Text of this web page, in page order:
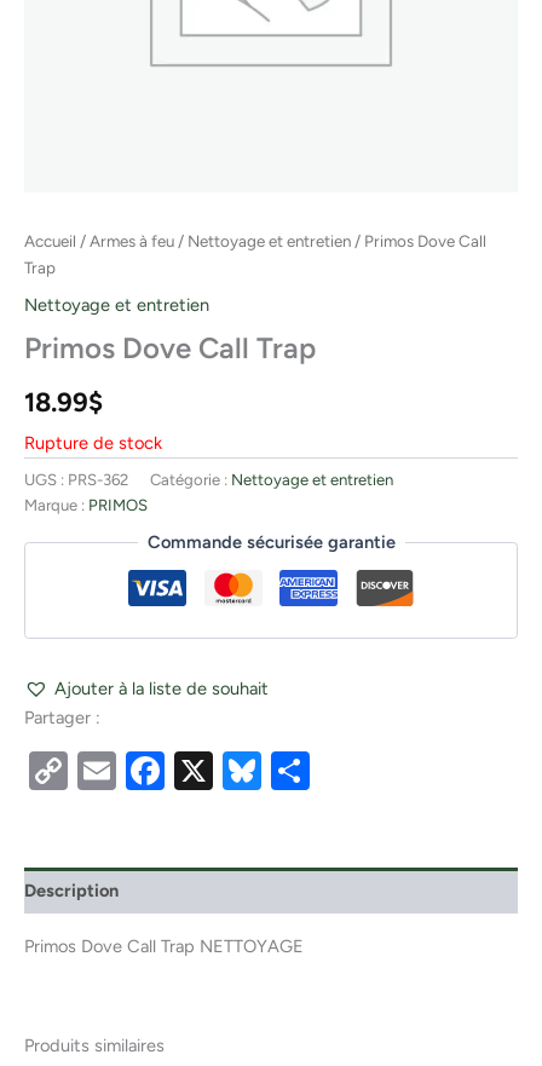
Accueil /Armes à feu / Nettoyage et entretien / Primos Dove Call
Trap
Nettoyage et entretien
Primos Dove Call Trap
18.99$
Rupture de stock
UGS : PRS-362 Catégorie : Nettoyage et entretien
Marque : PRIMOS
Commande sécurisée garantie
Ajouter à la liste de souhait
Partager :
CopyEmailFacebook
X Bluesky
Description
Primos Dove Call Trap NETTOYAGE
Produits similaires